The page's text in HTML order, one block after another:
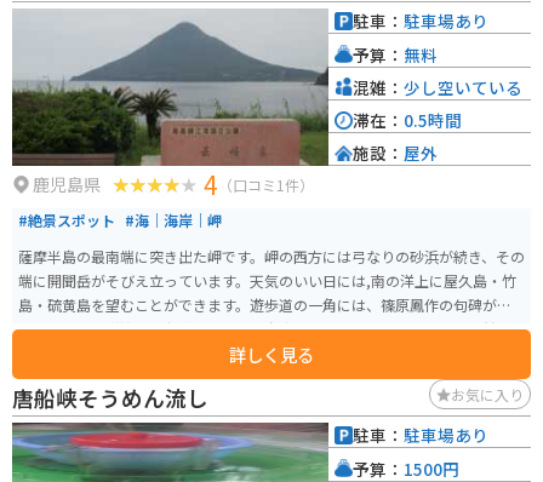
鹿児島県 4 （口コミ1件）
#絶景スポット #海｜海岸｜岬
薩摩半島の最南端に突き出た岬です。岬の西方には弓なりの砂浜が続き、その
端に開聞岳がそびえ立っています。天気のいい日には,南の洋上に屋久島・竹
島・硫黄島を望むことができます。遊歩道の一角には、篠原鳳作の句碑が建
っています。隣接する赤水鼻はソテツ自生の北限地とされ、国の特別天然記
詳しく見る
駐車： 駐車場あり
予算： 無料
混雑： 少し空いている
滞在： 0.5時間
施設： 屋外
唐船峡そうめん流し お気に入り
駐車： 駐車場あり
予算： 1500円